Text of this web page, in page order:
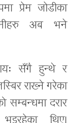
प्रेम जोडीका
अब भने
सँगै हुन्थे र
राख्ने गरेका
सम्बन्धमा दरार